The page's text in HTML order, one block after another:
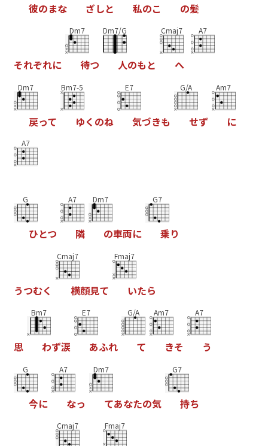
彼のまな ざしと 私のこ の髪
それぞれに
Dm7
待つ
Dm7/G
人のもと
Cmaj7
へ
A7
Dm7
戻って
Bm7-5
ゆく のね
E7
気づきも
G/A
せず
Am7
に
A7
G
ひとつ
A7
隣
Dm7
の車両に
G7
乗り
うつむく
Cmaj7
横顔見て
Fmaj7
いたら
思
Bm7
わず涙
E7
あふれ
G/A
て
Am7
きそ
A7
う
G
今に
A7
なっ
Dm7
てあなたの気
G7
持ち
Cmaj7 Fmaj7